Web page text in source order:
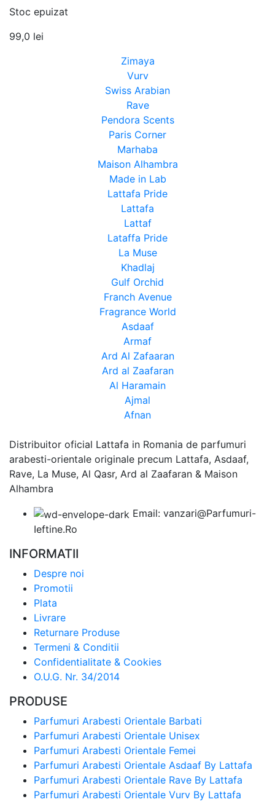
Stoc epuizat
99,0 lei
Zimaya
Vurv
Swiss Arabian
Rave
Pendora Scents
Paris Corner
Marhaba
Maison Alhambra
Made in Lab
Lattafa Pride
Lattafa
Lattaf
Lataffa Pride
La Muse
Khadlaj
Gulf Orchid
Franch Avenue
Fragrance World
Asdaaf
Armaf
Ard Al Zafaaran
Ard al Zaafaran
Al Haramain
Ajmal
Afnan
Distribuitor oficial Lattafa in Romania de parfumuri
arabesti-orientale originale precum Lattafa, Asdaaf,
Rave, La Muse, Al Qasr, Ard al Zaafaran & Maison
Alhambra
Email: vanzari@Parfumuri-
Ieftine.Ro
INFORMATII
Despre noi
Promotii
Plata
Livrare
Returnare Produse
Termeni & Conditii
Confidentialitate & Cookies
O.U.G. Nr. 34/2014
PRODUSE
Parfumuri Arabesti Orientale Barbati
Parfumuri Arabesti Orientale Unisex
Parfumuri Arabesti Orientale Femei
Parfumuri Arabesti Orientale Asdaaf By Lattafa
Parfumuri Arabesti Orientale Rave By Lattafa
Parfumuri Arabesti Orientale Vurv By Lattafa